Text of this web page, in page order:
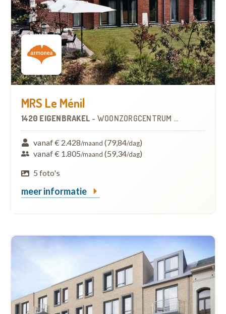
MRS Le Ménil
1420 EIGENBRAKEL - WOONZORGCENTRUM (WZC)
vanaf € 2.428/maand (79,84/dag)
vanaf € 1.805/maand (59,34/dag)
5 foto's
meer informatie